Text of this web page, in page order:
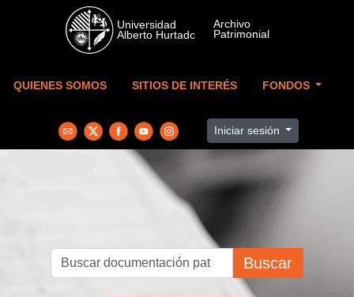
Skip to main content
QUIENES SOMOS SITIOS DE INTERÉS FONDOS
Iniciar sesión
Buscar